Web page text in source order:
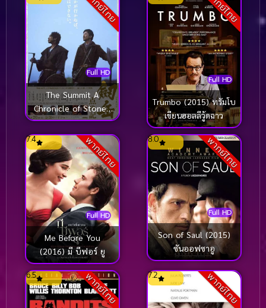
Full HD
The Summit A
Chronicle of Stones
[พากย์ไทย] (2009)
Full HD
Trumbo (2015) ทรัมโบ
เขียนฮอลลีวู้ดฉาว
พากย์ไทย
Full HD
7.4
Me Before You
(2016) มี บีฟอร์ ยู
พากย์ไทย
Full HD
8.0
Son of Saul (2015)
ซันออฟซาอู
พากย์ไทย
6.5 พากย์ไทย
7.2